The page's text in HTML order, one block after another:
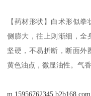
【药材形状】白术形似
侧膨大，往上则渐细，全
坚硬，不易折断，断面外
黄色油点，微显油性。气
m.15956762345.b2b168.com